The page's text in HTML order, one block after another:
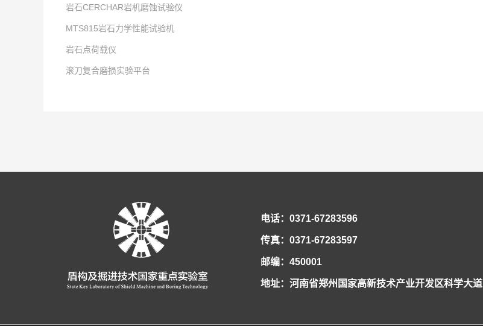
点击次数:
2025 -12 -23
岩石CERCHAR岩机磨蚀试验仪
点击次数:
2025 -12 -23
MTS815岩石力学性能试验机
点击次数:
2019 -07 -24
岩石点荷载仪
点击次数:
滚刀复合磨损实验平台
电话：0371-67283596
传真：0371-67283597
邮编：450001
地址：河南省郑州国家高新技术产业开发区科学大道